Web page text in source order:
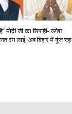
मोदी जी का सिपाही- रूपेश
रंग लाई, अब बिहार में गूंज रहा